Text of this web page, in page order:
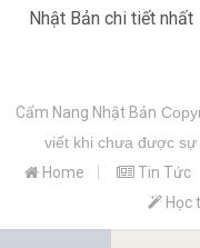
Nhật Bản chi tiết nhất
Cẩm Nang Nhật Bản
viết khi chưa được
Home
Tin Tức
Học